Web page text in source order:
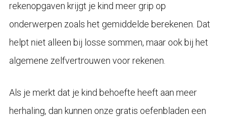
rekenopgaven krijgt je kind meer grip op
onderwerpen zoals het gemiddelde berekenen. Dat
helpt niet alleen bij losse sommen, maar ook bij het
algemene zelfvertrouwen voor rekenen.
Als je merkt dat je kind behoefte heeft aan meer
herhaling, dan kunnen onze gratis oefenbladen een